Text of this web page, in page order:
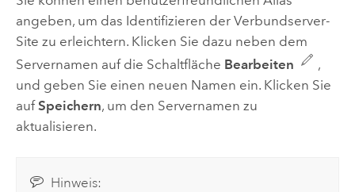
angeben, um das Identifizieren der Verbundserver-
Site zu erleichtern. Klicken Sie dazu neben dem
Servernamen auf die Schaltfläche Bearbeiten
,
und geben Sie einen neuen Namen ein. Klicken Sie
aufSpeichern, um den Servernamen zu
aktualisieren.
Hinweis: